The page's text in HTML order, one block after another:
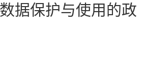
据保护与使用的政